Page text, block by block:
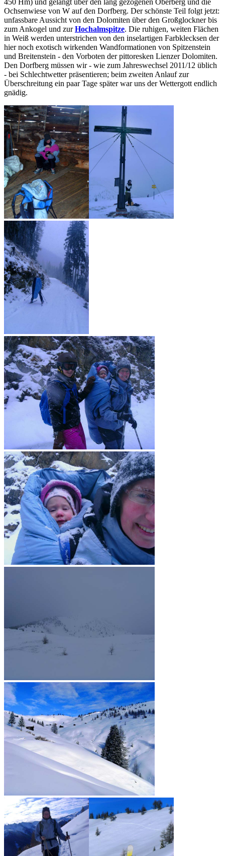
Ochsenwiese von W auf den Dorfberg. Der schönste Teil folgt jetzt:
unfassbare Aussicht von den Dolomiten über den Großglockner bis
zum Ankogel und zurHochalmspitze. Die ruhigen, weiten Flächen
in Weiß werden unterstrichen von den inselartigen Farbklecksen der
hier noch exotisch wirkenden Wandformationen von Spitzenstein
und Breitenstein - den Vorboten der pittoresken Lienzer Dolomiten.
Den Dorfberg müssen wir - wie zum Jahreswechsel 2011/12 üblich
- bei Schlechtwetter präsentieren; beim zweiten Anlauf zur
Überschreitung ein paar Tage später war uns der Wettergott endlich
gnädig.